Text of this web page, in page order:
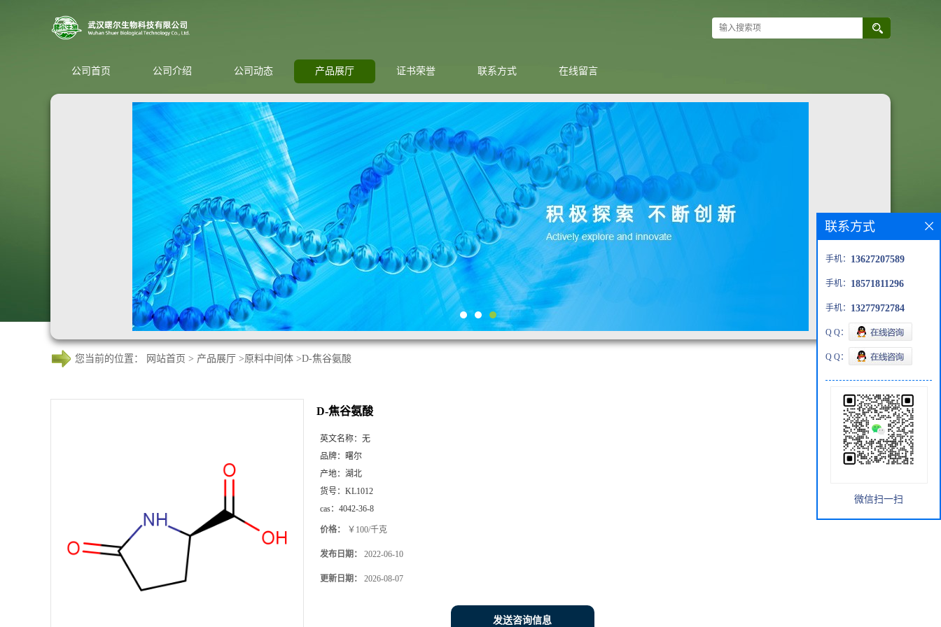
公司首页 公司介绍 公司动态 产品展厅 证书荣誉 联系方式 在线留言
您当前的位置： 网站首页 > 产品展厅 >原料中间体 >D-焦谷氨酸
D-焦谷氨酸
英文名称： 无
品牌： 曙尔
产地： 湖北
货号： KL1012
cas： 4042-36-8
价格： ￥100/千克
发布日期： 2022-06-10
更新日期： 2026-08-07
发送咨询信息
联系方式
手机： 13627207589
手机： 18571811296
手机： 13277972784
Q Q：
Q Q：
微信扫一扫